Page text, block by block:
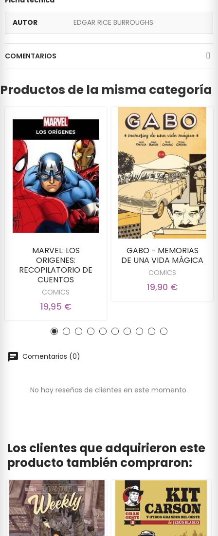
AUTOR EDGAR RICE BURROUGHS
COMENTARIOS
Productos de la misma categoría
MARVEL: LOS
ORIGENES:
RECOPILATORIO DE
CUENTOS
COMICS
19,95 €
GABO - MEMORIAS
DE UNA VIDA MÁGICA
COMICS
19,90 €
Comentarios (0)
No hay reseñas de clientes en este momento.
Los clientes que adquirieron este
producto también compraron: